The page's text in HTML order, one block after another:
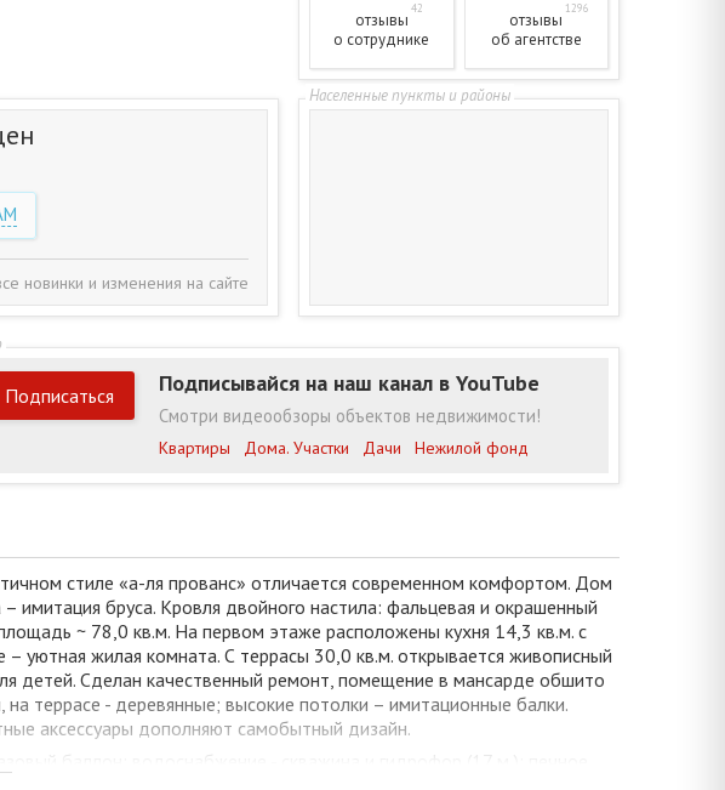
отзывы
42
о сотруднике
отзывы
1296
об агентстве
новинки и изменения на сайте
Подписаться Подписывайся на наш канал в YouTube
Смотри видеообзоры объектов недвижимости!
Квартиры Дома. Участки Дачи Нежилой фонд
стиле «а-ля прованс» отличается современном комфортом. Дом
имитация бруса. Кровля двойного настила: фальцевая и окрашенный
~ 78,0 кв.м. На первом этаже расположены кухня 14,3 кв.м. с
уютная жилая комната. С террасы 30,0 кв.м. открывается живописный
детей. Сделан качественный ремонт, помещение в мансарде обшито
террасе - деревянные; высокие потолки – имитационные балки.
аксессуары дополняют самобытный дизайн.